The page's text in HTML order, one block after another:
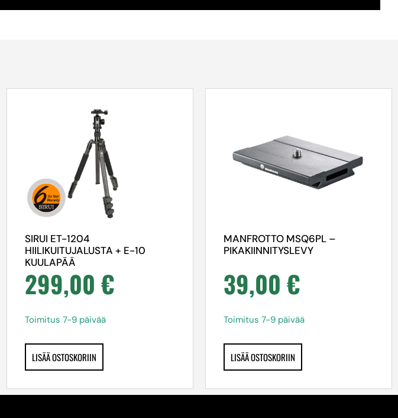
SIRUI ET-1204
HIILIKUITUJALUSTA + E-10
KUULAPÄÄ
299,00 €
Toimitus 7-9 päivää
LISÄÄ OSTOSKORIIN
MANFROTTO MSQ6PL –
PIKAKIINNITYSLEVY
39,00 €
Toimitus 7-9 päivää
LISÄÄ OSTOSKORIIN